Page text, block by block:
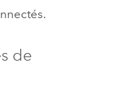
de